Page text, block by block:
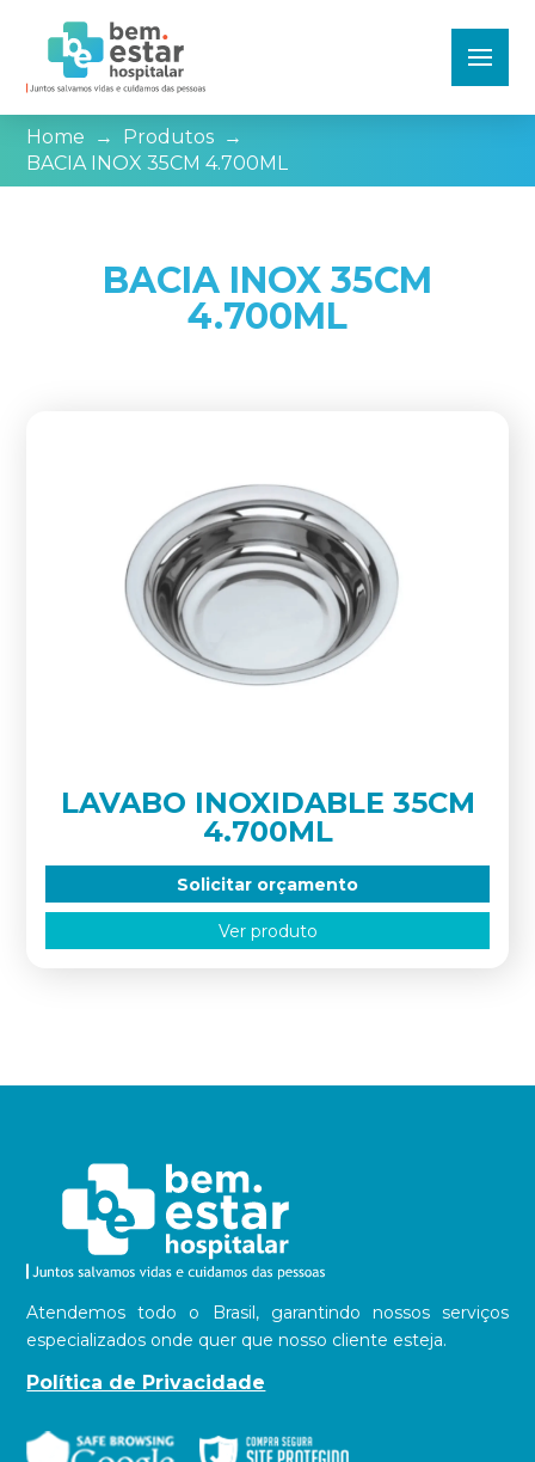
Home → Produtos →
BACIA INOX 35CM 4.700ML
BACIA INOX 35CM
4.700ML
LAVABO INOXIDABLE 35CM
4.700ML
Solicitar orçamento
Ver produto
Atendemos todo o Brasil, garantindo nossos serviços
especializados onde quer que nosso cliente esteja.
Política de Privacidade